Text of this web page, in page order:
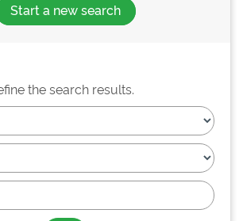
Start a new search
the search results.